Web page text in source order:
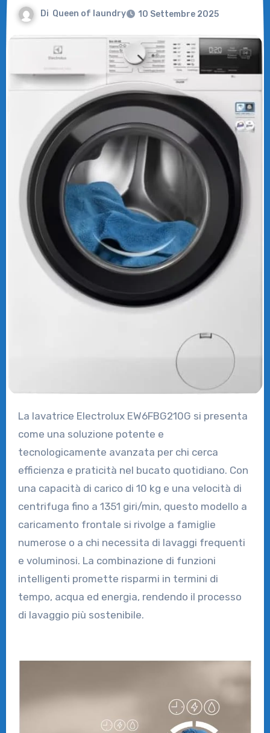
Di Queen of laundry 10 Settembre 2025
La lavatrice Electrolux EW6FBG210G si presenta
come una soluzione potente e
tecnologicamente avanzata per chi cerca
efficienza e praticità nel bucato quotidiano. Con
una capacità di carico di 10 kg e una velocità di
centrifuga fino a 1351 giri/min, questo modello a
caricamento frontale si rivolge a famiglie
numerose o a chi necessita di lavaggi frequenti
e voluminosi. La combinazione di funzioni
intelligenti promette risparmi in termini di
tempo, acqua ed energia, rendendo il processo
di lavaggio più sostenibile.